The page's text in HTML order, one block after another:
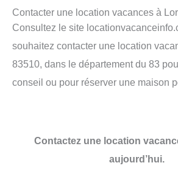
Contacter une location vacances à
Consultez le site
souhaitez contacter une location
83510, dans le département du 83
conseil ou pour réserver une maison
Contactez une location
aujourd’hui.